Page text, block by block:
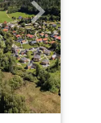
Next